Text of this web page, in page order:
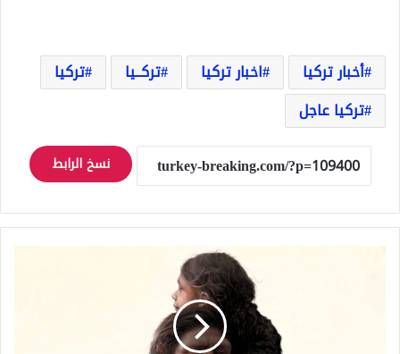
أخبار تركيا اخبار تركيا تركــيا
تركيا
تركيا عاجل
نسخ الرابط